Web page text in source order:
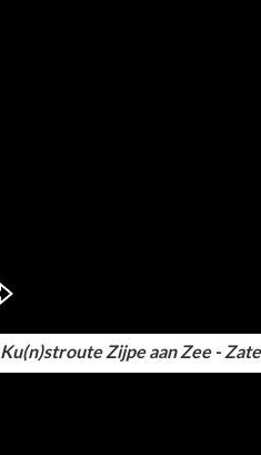
Ku(n)stroute Zijpe aan Zee -